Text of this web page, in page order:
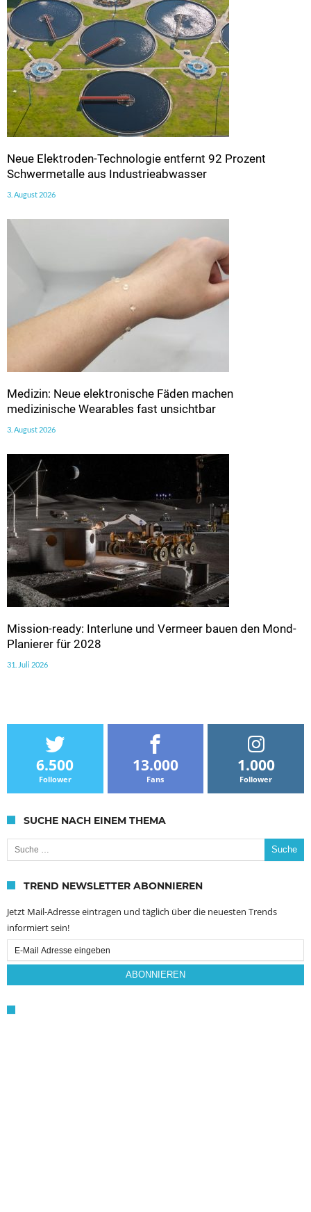
Neue Elektroden-Technologie entfernt 92 Prozent
Schwermetalle aus Industrieabwasser
3. August 2026
Medizin: Neue elektronische Fäden machen
medizinische Wearables fast unsichtbar
3. August 2026
Mission-ready: Interlune und Vermeer bauen den Mond-
Planierer für 2028
31. Juli 2026
6.500
Follower
13.000
Fans
1.000
Follower
SUCHE NACH EINEM THEMA
Suche nach:
TREND NEWSLETTER ABONNIEREN
Jetzt Mail-Adresse eintragen und täglich über die neuesten Trends
informiert sein!
Email
Subscription
ABONNIEREN